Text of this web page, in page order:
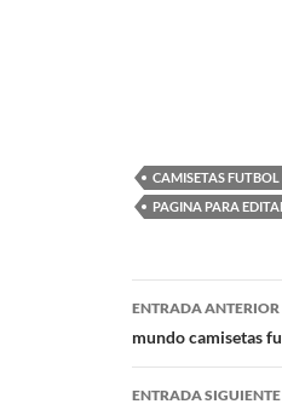
CAMISETAS
PAGINA PARA
Navegación
de
entradas
ENTRADA ANTERIOR
mundo camisetas
ENTRADA SIGUIENTE